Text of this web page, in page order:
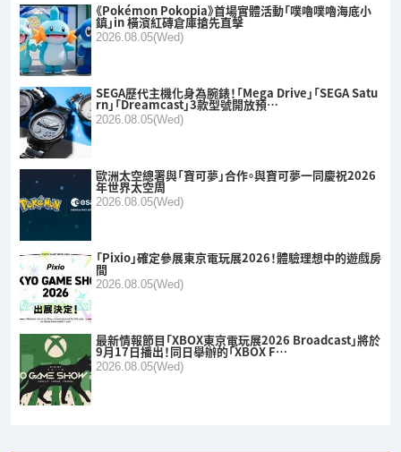
《Pokémon Pokopia》首場實體活動「噗嚕噗嚕海底小
鎮」in 橫濱紅磚倉庫搶先直擊
2026.08.05(Wed)
SEGA歷代主機化身為腕錶！「Mega Drive」「SEGA Satu
rn」「Dreamcast」3款型號開放預…
2026.08.05(Wed)
歐洲太空總署與「寶可夢」合作。與寶可夢一同慶祝2026
年世界太空周
2026.08.05(Wed)
「Pixio」確定參展東京電玩展2026！體驗理想中的遊戲房
間
2026.08.05(Wed)
最新情報節目「XBOX東京電玩展2026 Broadcast」將於
9月17日播出！同日舉辦的「XBOX F…
2026.08.05(Wed)